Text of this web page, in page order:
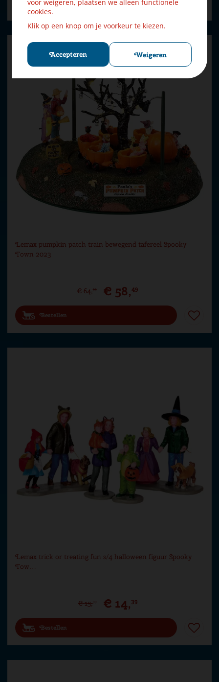
voor weigeren, plaatsen we alleen functionele
cookies.
Klik op een knop om je voorkeur te kiezen.
Accepteren Weigeren
Bestellen
Lemax pumpkin patch train bewegend tafereel Spooky
Town 2023
€ 64,99 € 58,49
Bestellen
Lemax trick or treating fun s/4 halloween figuur Spooky
Tow…
€ 15,99 € 14,39
Bestellen